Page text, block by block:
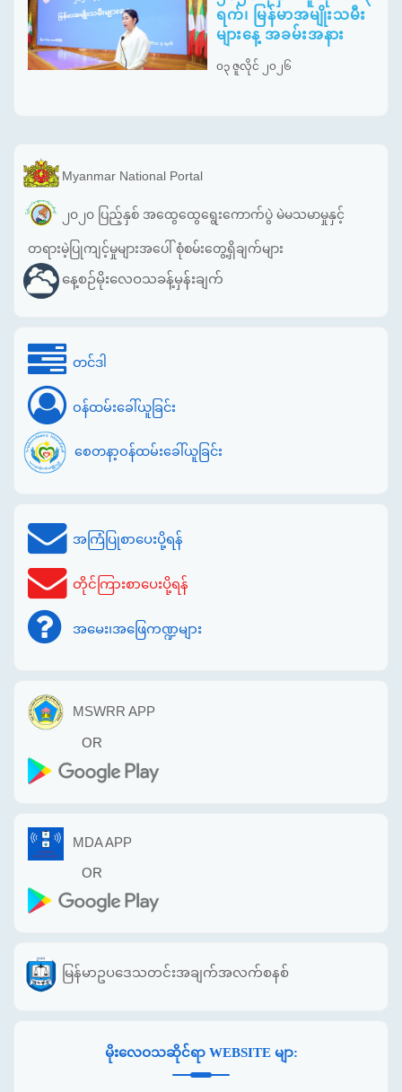
ရက်၊ မြန်မာအမျိုးသမီး
များနေ့ အခမ်းအနား
၀၃ ဇူလိုင် ၂၀၂၆
Myanmar National Portal
၂၀၂၀ ပြည့်နှစ် အထွေထွေရွေးကောက်ပွဲ မဲမသမာမှုနှင့်
တရားမဲ့ပြုကျင့်မှုများအပေါ် စုံစမ်းတွေ့ရှိချက်များ
နေ့စဉ်မိုးလေဝသခန့်မှန်းချက်
တင်ဒါ
ဝန်ထမ်းခေါ်ယူခြင်း
စေတနာ့ဝန်ထမ်းခေါ်ယူခြင်း
အကြံပြုစာပေးပို့ရန်
တိုင်ကြားစာပေးပို့ရန်
အမေး၊အဖြေကဏ္ဍများ
MSWRR APP
OR
MDA APP
OR
မြန်မာဥပဒေသတင်းအချက်အလက်စနစ်
မိုးလေဝသဆိုင်ရာ WEBSITE မျာ: